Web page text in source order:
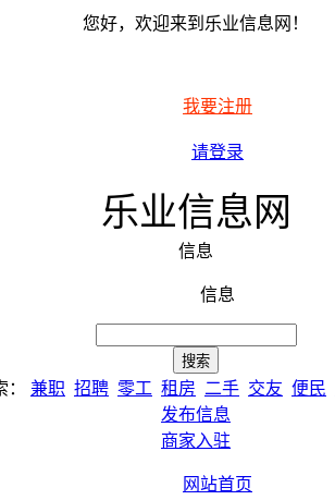
您好，欢迎来到乐业信息网！
我要注册
请登录
乐业信息网
信息
信息
： 兼职 招聘 零工 租房 二手 交友 便民
发布信息
商家入驻
网站首页